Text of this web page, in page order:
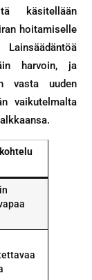
käsitellään
hoitamiselle
harvoin, ja
vasta uuden
vaikutelmalta